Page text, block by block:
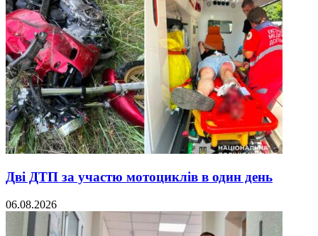
Дві ДТП за участю мотоциклів в один день
06.08.2026